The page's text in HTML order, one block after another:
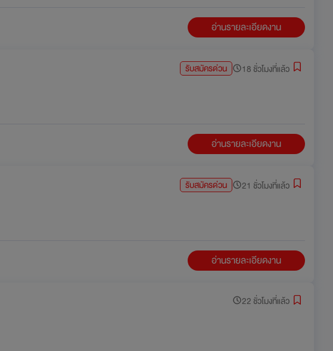
อ่านรายละเอียดงาน
รับสมัครด่วน 18 ชั่วโมงที่แล้ว
อ่านรายละเอียดงาน
รับสมัครด่วน 21 ชั่วโมงที่แล้ว
อ่านรายละเอียดงาน
22 ชั่วโมงที่แล้ว